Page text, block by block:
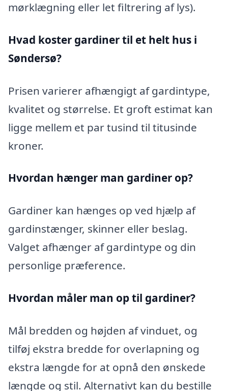
mørklægning eller let filtrering af lys).
Hvad koster gardiner til et helt hus i
Søndersø?
Prisen varierer afhængigt af gardintype,
kvalitet og størrelse. Et groft estimat kan
ligge mellem et par tusind til titusinde
kroner.
Hvordan hænger man gardiner op?
Gardiner kan hænges op ved hjælp af
gardinstænger, skinner eller beslag.
Valget afhænger af gardintype og din
personlige præference.
Hvordan måler man op til gardiner?
Mål bredden og højden af vinduet, og
tilføj ekstra bredde for overlapning og
ekstra længde for at opnå den ønskede
længde og stil. Alternativt kan du bestille